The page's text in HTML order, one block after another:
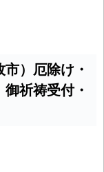
）厄除け・
祈祷受付・